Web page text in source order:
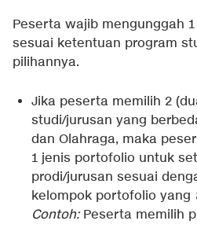
Peserta wajib mengunggah
sesuai ketentuan program
pilihannya.
Jika peserta memilih 2
studi/jurusan yang
dan Olahraga, maka
1 jenis portofolio untuk
prodi/jurusan sesuai
kelompok portofolio yang
Contoh:Peserta memilih